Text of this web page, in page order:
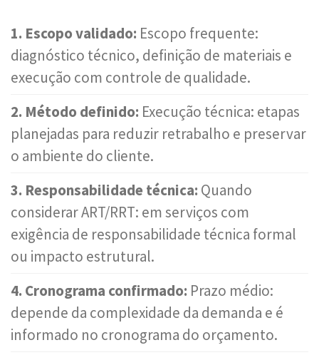
1. Escopo validado: Escopo frequente:
diagnóstico técnico, definição de materiais e
execução com controle de qualidade.
2. Método definido: Execução técnica: etapas
planejadas para reduzir retrabalho e preservar
o ambiente do cliente.
3. Responsabilidade técnica: Quando
considerar ART/RRT: em serviços com
exigência de responsabilidade técnica formal
ou impacto estrutural.
4. Cronograma confirmado: Prazo médio:
depende da complexidade da demanda e é
informado no cronograma do orçamento.